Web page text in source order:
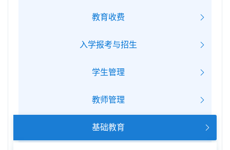
教育收费
入学报考与招生
学生管理
教师管理
基础教育